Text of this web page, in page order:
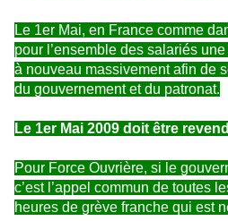
Le 1er Mai, en France comme
pour l’ensemble des salariés
à nouveau massivement afin de
du gouvernement et du patronat.
Le 1er Mai 2009 doit être
Pour Force Ouvrière, si le
c’est l’appel commun de toutes
heures de grève franche qui est